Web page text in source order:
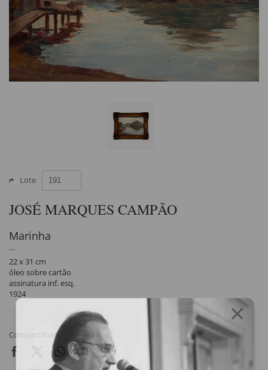
Lote
JOSÉ MARQUES CAMPÃO
Marinha
22 x 31 cm
óleo sobre cartão
assinatura inf. esq.
1924
Compartilhar